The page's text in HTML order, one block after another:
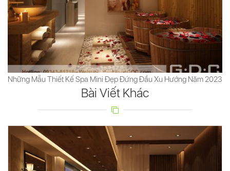
Những Mẫu Thiết Kế Spa Mini Đẹp Đứng Đầu Xu Hướng Năm 2023
Bài Viết Khác